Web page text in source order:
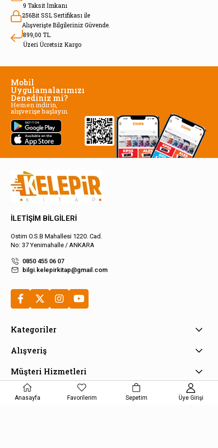
9 Taksit İmkanı
256Bit SSL Sertifikası ile
Alışverişte Bilgileriniz Güvende.
899,00 TL.
Üzeri Ücretsiz Kargo
Mobil
Uygulamalarımızı
Denediniz mi?
Hemen indirin,
alışverişe başlayın.
İLETİŞİM BİLGİLERİ
Ostim O.S.B Mahallesi 1220. Cad.
No: 37 Yenimahalle / ANKARA
0850 455 06 07
bilgi.kelepirkitap@gmail.com
Kategoriler
Alışveriş
Müşteri Hizmetleri
E-Bülten Aboneliği
Kampanya ve fırsatlardan haberdar olmak için e-bültenimize
Anasayfa Favorilerim Sepetim Üye Girişi